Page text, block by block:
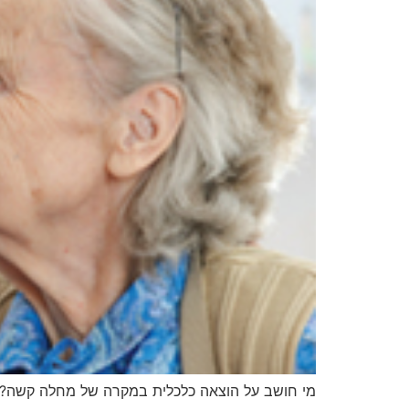
מי חושב על הוצאה כלכלית במקרה של מחלה